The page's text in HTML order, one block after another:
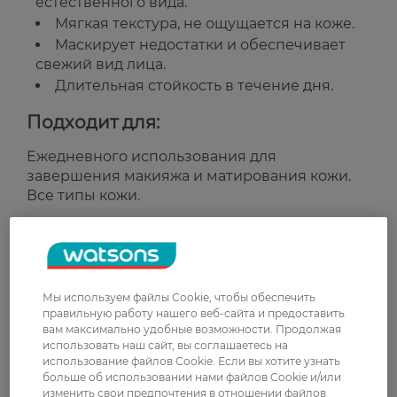
Мягкая текстура, не ощущается на коже.
Маскирует недостатки и обеспечивает
свежий вид лица.
Длительная стойкость в течение дня.
Подходит для:
Ежедневного использования для
завершения макияжа и матирования кожи.
Все типы кожи.
0
З 0 відгуків
0 відгуків
Мы используем файлы Cookie, чтобы обеспечить
правильную работу нашего веб-сайта и предоставить
вам максимально удобные возможности. Продолжая
использовать наш сайт, вы соглашаетесь на
использование файлов Cookie. Если вы хотите узнать
больше об использовании нами файлов Cookie и/или
изменить свои предпочтения в отношении файлов